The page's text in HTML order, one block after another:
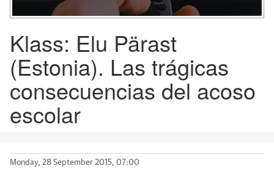
Klass: Elu Pärast
(Estonia). Las trágicas
consecuencias del acoso
escolar
Monday, 28 September 2015, 07:00